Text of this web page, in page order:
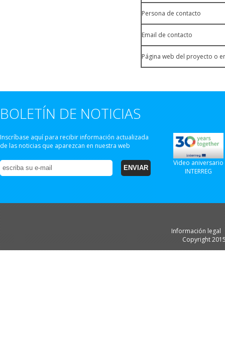
Persona de contacto
Email de contacto
Página web del proyecto o
BOLETÍN DE NOTICIAS
Inscríbase aquí para recibir información actualizada
de las noticias que aparezcan en nuestra web
Video aniversario
INTERREG
Información legal
Copyright